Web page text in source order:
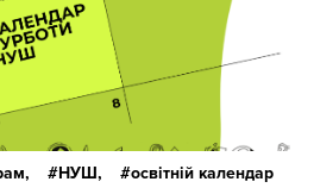
НУШ, освітній календар